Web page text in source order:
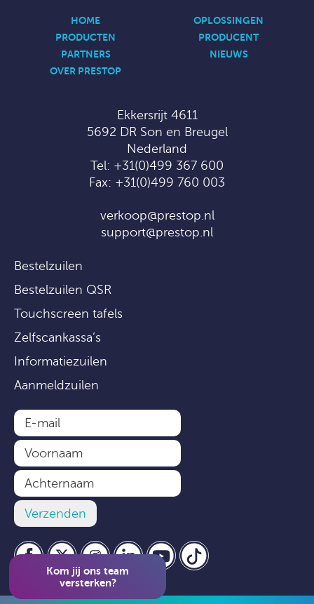
Kom jij ons team
versterken?
HOME
OPLOSSINGEN
PRODUCTEN
PRODUCENT
PARTNERS
NIEUWS
OVER PRESTOP
Ekkersrijt 4611
5692 DR Son en Breugel
Nederland
Tel: +31(0)499 367 600
Fax: +31(0)499 760 003
verkoop@prestop.nl
support@prestop.nl
Bestelzuilen
Bestelzuilen QSR
Touchscreen tafels
Zelfscankassa’s
Informatiezuilen
Aanmeldzuilen